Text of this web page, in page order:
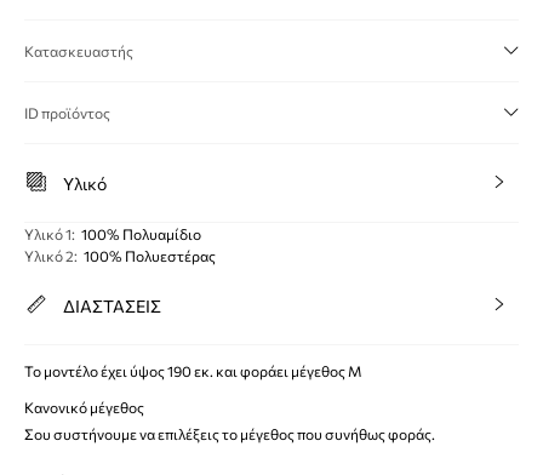
Κατασκευαστής
ID προϊόντος
Υλικό
Υλικό 1: 100% Πολυαμίδιο
Υλικό 2: 100% Πολυεστέρας
ΔΙΑΣΤΑΣΕΙΣ
Το μοντέλο έχει ύψος 190 εκ. και φοράει μέγεθος M
Κανονικό μέγεθος
Σου συστήνουμε να επιλέξεις το μέγεθος που συνήθως φοράς.